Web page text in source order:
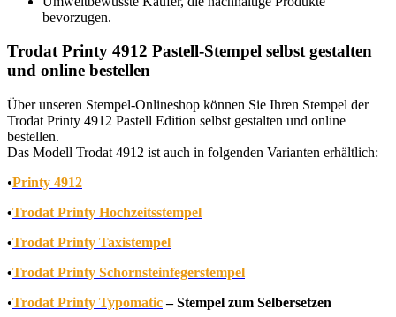
bevorzugen.
Trodat Printy 4912 Pastell-Stempel selbst gestalten
und online bestellen
Über unseren Stempel-Onlineshop können Sie Ihren Stempel der
Trodat Printy 4912 Pastell Edition selbst gestalten und online
bestellen.
Das Modell Trodat 4912 ist auch in folgenden Varianten erhältlich:
•Printy 4912
•Trodat Printy Hochzeitsstempel
•Trodat Printy Taxistempel
•Trodat Printy Schornsteinfegerstempel
•Trodat Printy Typomatic– Stempel zum Selbersetzen